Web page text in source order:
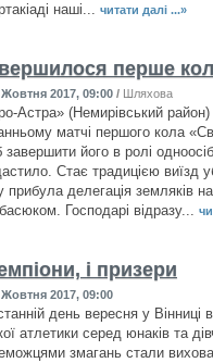
наші... читати далі ...»
перше
2017, 09:00 / Шляхова
Астра» (Немирівський
матчі першого кола
його в ролі
Стає традицією виїзд
прибула делегація земляків
Господарі відразу...
і призери
2017, 09:00
день вересня у Вінниці
атлетики серед юнаків та
змагань стали